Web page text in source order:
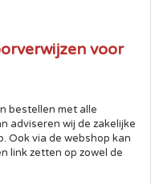
voor
bestellen met alle
adviseren wij de zakelijke
Ook via de webshop kan
link zetten op zowel de